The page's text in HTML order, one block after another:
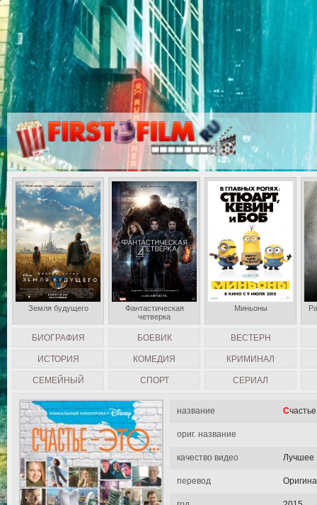
название
ориг. название
качество видео Лучшее
перевод
БИОГРАФИЯ БОЕВИК ВЕСТЕРН
ИСТОРИЯ КОМЕДИЯ КРИМИНАЛ
СЕМЕЙНЫЙ СПОРТ СЕРИАЛ
Земля будущего
Фантастическая
четверка
Миньоны